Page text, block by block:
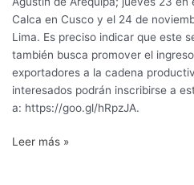
Calca en Cusco y el 24 de
Lima. Es preciso indicar que este
también busca promover el
exportadores a la cadena
interesados podrán inscribirse a
a: https://goo.gl/hRpzJA.
Leer más »